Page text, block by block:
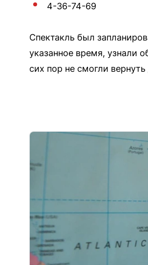
4-36-74-69
Спектакль был
указанное время, узнали
сих пор не смогли